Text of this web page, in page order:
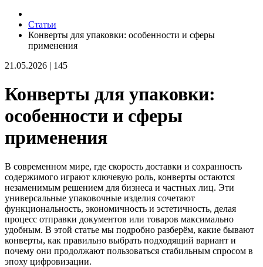
Статьи
Конверты для упаковки: особенности и сферы
применения
21.05.2026 | 145
Конверты для упаковки:
особенности и сферы
применения
В современном мире, где скорость доставки и сохранность
содержимого играют ключевую роль, конверты остаются
незаменимым решением для бизнеса и частных лиц. Эти
универсальные упаковочные изделия сочетают
функциональность, экономичность и эстетичность, делая
процесс отправки документов или товаров максимально
удобным. В этой статье мы подробно разберём, какие бывают
конверты, как правильно выбрать подходящий вариант и
почему они продолжают пользоваться стабильным спросом в
эпоху цифровизации.